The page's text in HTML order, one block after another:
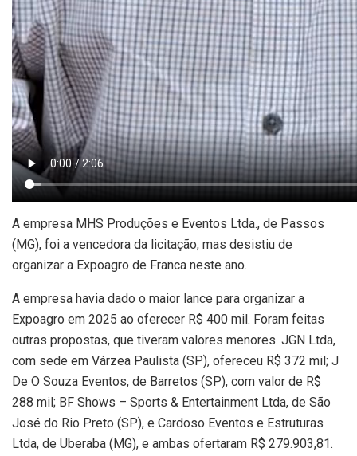
A empresa MHS Produções e Eventos Ltda., de Passos
(MG), foi a vencedora da licitação, mas desistiu de
organizar a Expoagro de Franca neste ano.
A empresa havia dado o maior lance para organizar a
Expoagro em 2025 ao oferecer R$ 400 mil. Foram feitas
outras propostas, que tiveram valores menores. JGN Ltda,
com sede em Várzea Paulista (SP), ofereceu R$ 372 mil; J
De O Souza Eventos, de Barretos (SP), com valor de R$
288 mil; BF Shows – Sports & Entertainment Ltda, de São
José do Rio Preto (SP), e Cardoso Eventos e Estruturas
Ltda, de Uberaba (MG), e ambas ofertaram R$ 279.903,81.